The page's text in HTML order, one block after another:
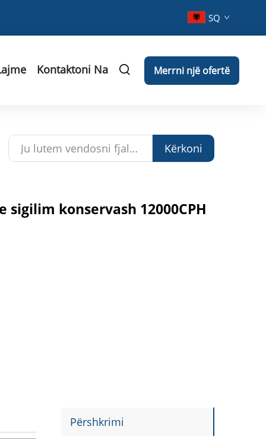
SQ
Kontaktoni Na Merrni një ofertë
Kërkoni
konservash 12000CPH
Përshkrimi